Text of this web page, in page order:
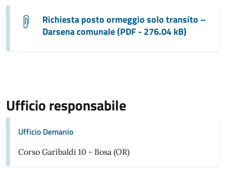
Richiesta posto ormeggio solo transito –
Darsena comunale (PDF - 276.04 kB)
Ufficio responsabile
Ufficio Demanio
Corso Garibaldi 10 - Bosa (OR)